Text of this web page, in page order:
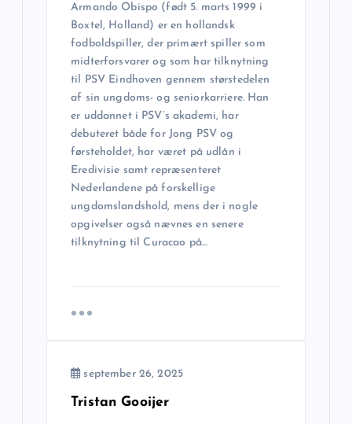
Armando Obispo (født 5. marts 1999 i
Boxtel, Holland) er en hollandsk
fodboldspiller, der primært spiller som
midterforsvarer og som har tilknytning
til PSV Eindhoven gennem størstedelen
af sin ungdoms- og seniorkarriere. Han
er uddannet i PSV’s akademi, har
debuteret både for Jong PSV og
førsteholdet, har været på udlån i
Eredivisie samt repræsenteret
Nederlandene på forskellige
ungdomslandshold, mens der i nogle
opgivelser også nævnes en senere
tilknytning til Curacao på…
september 26, 2025
Tristan Gooijer